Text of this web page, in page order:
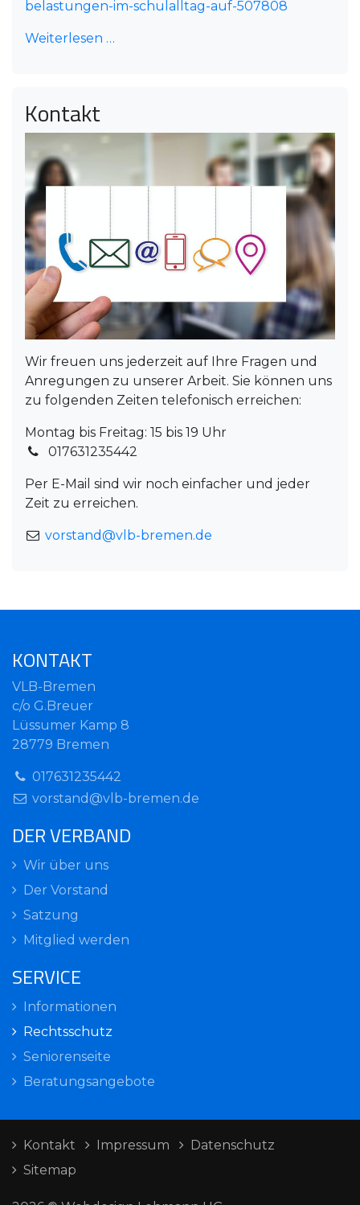
belastungen-im-schulalltag-auf-507808
Weiterlesen …
Kontakt
Wir freuen uns jederzeit auf Ihre Fragen und
Anregungen zu unserer Arbeit. Sie können uns
zu folgenden Zeiten telefonisch erreichen:
Montag bis Freitag: 15 bis 19 Uhr
017631235442
Per E-Mail sind wir noch einfacher und jeder
Zeit zu erreichen.
vorstand@vlb-bremen.de
KONTAKT
VLB-Bremen
c/o G.Breuer
Lüssumer Kamp 8
28779 Bremen
017631235442
vorstand@vlb-bremen.de
DER VERBAND
Wir über uns
Der Vorstand
Satzung
Mitglied werden
SERVICE
Informationen
Rechtsschutz
Seniorenseite
Beratungsangebote
Kontakt Impressum
Datenschutz
Sitemap